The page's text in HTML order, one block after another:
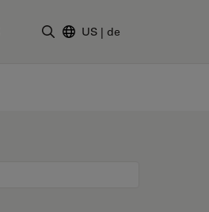
US | de